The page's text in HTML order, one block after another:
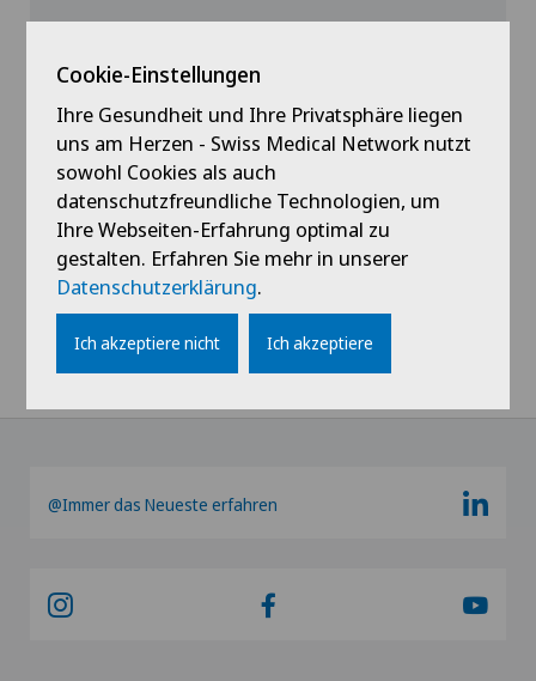
Profil ansehen
Alle anzeigen
@Immer das Neueste erfahren
Cookie-Einstellungen
Ihre Gesundheit und Ihre Privatsphäre liegen
uns am Herzen - Swiss Medical Network nutzt
sowohl Cookies als auch
datenschutzfreundliche Technologien, um
Ihre Webseiten-Erfahrung optimal zu
gestalten. Erfahren Sie mehr in unserer
Datenschutzerklärung.
Ich akzeptiere nicht Ich akzeptiere